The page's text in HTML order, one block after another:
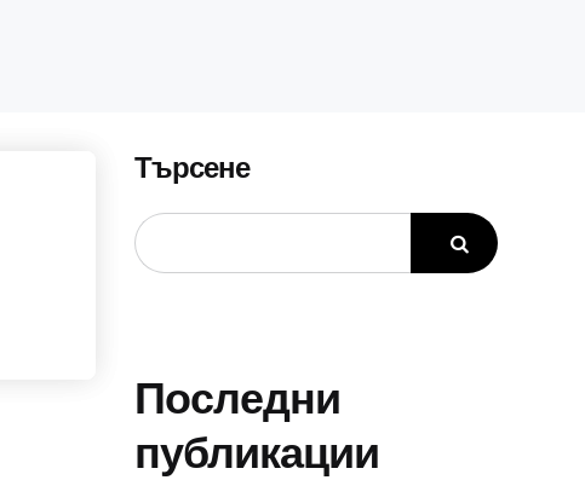
Търсене
Последни
публикации